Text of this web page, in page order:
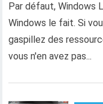
Par défaut, Windows
Windows le fait. Si
gaspillez des
vous n'en avez pas...